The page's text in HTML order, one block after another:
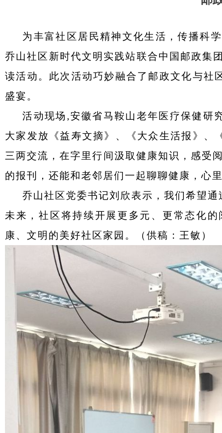
为丰富社区居民精神文化生活，传播科
乔山社区新时代文明实践站联合中国邮政集
读活动。此次活动巧妙融合了邮政文化与社
盛宴。
活动现场,安徽省马鞍山老年医疗保健研
大家发放《益寿文摘》、《大众生活报》、
三两交流，在字里行间汲取健康知识，感受
的报刊，还能和老邻居们一起聊聊健康，心
乔山社区党委书记刘欣表示，我们希望
未来，社区将持续开展更多元、更常态化
康、文明的美好社区家园。（供稿：王敏）